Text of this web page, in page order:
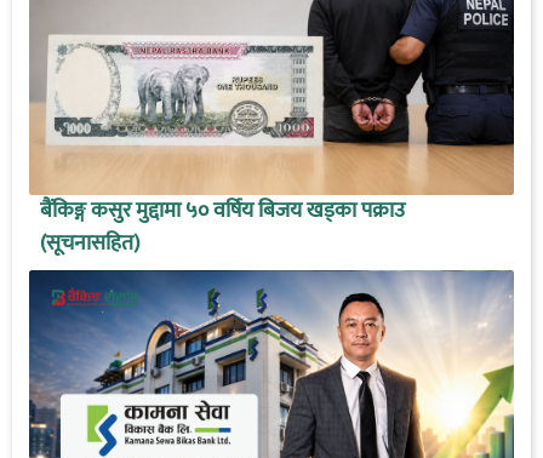
बैंकिङ्ग कसुर मुद्दामा ५० वर्षिय बिजय खड्का पक्राउ
(सूचनासहित)